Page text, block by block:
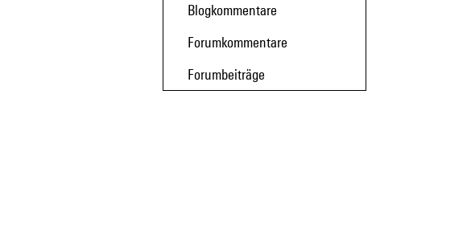
Blogkommentare
Forumkommentare
Forumbeiträge